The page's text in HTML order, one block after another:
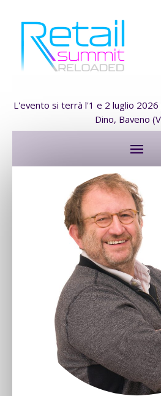
L'evento si terrà l'1 e 2 luglio
Dino, Baveno